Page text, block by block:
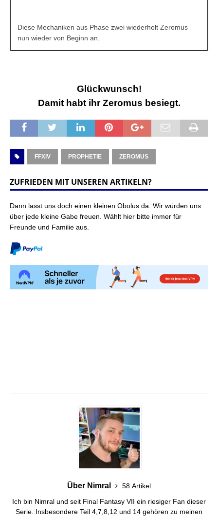
Diese Mechaniken aus Phase zwei wiederholt Zeromus
nun wieder von Beginn an.
Glückwunsch!
Damit habt ihr Zeromus besiegt.
FFXIV PROPHETIE ZEROMUS
ZUFRIEDEN MIT UNSEREN ARTIKELN?
Dann lasst uns doch einen kleinen Obolus da. Wir würden uns
über jede kleine Gabe freuen. Wählt hier bitte immer für
Freunde und Familie aus.
Über Nimral
58 Artikel
Ich bin Nimral und seit Final Fantasy VII ein riesiger Fan dieser
Serie. Insbesondere Teil 4,7,8,12 und 14 gehören zu meinen